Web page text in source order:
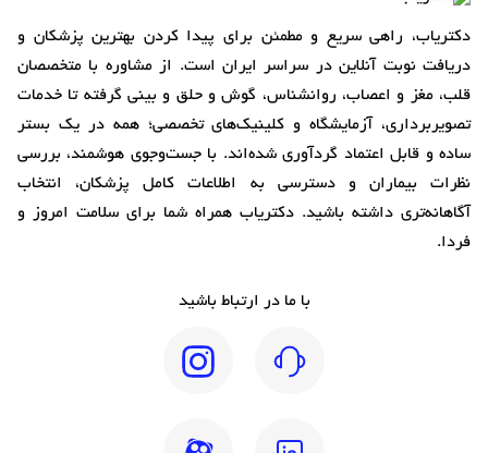
دکتریاب، راهی سریع و مطمئن برای پیدا کردن بهترین پزشکان و
دریافت نوبت آنلاین در سراسر ایران است. از مشاوره با متخصصان
قلب، مغز و اعصاب، روانشناس، گوش و حلق و بینی گرفته تا خدمات
تصویربرداری، آزمایشگاه و کلینیک‌های تخصصی؛ همه در یک بستر
ساده و قابل اعتماد گردآوری شده‌اند. با جست‌وجوی هوشمند، بررسی
نظرات بیماران و دسترسی به اطلاعات کامل پزشکان، انتخاب
آگاهانه‌تری داشته باشید. دکتریاب همراه شما برای سلامت امروز و
فردا.
با ما در ارتباط باشید